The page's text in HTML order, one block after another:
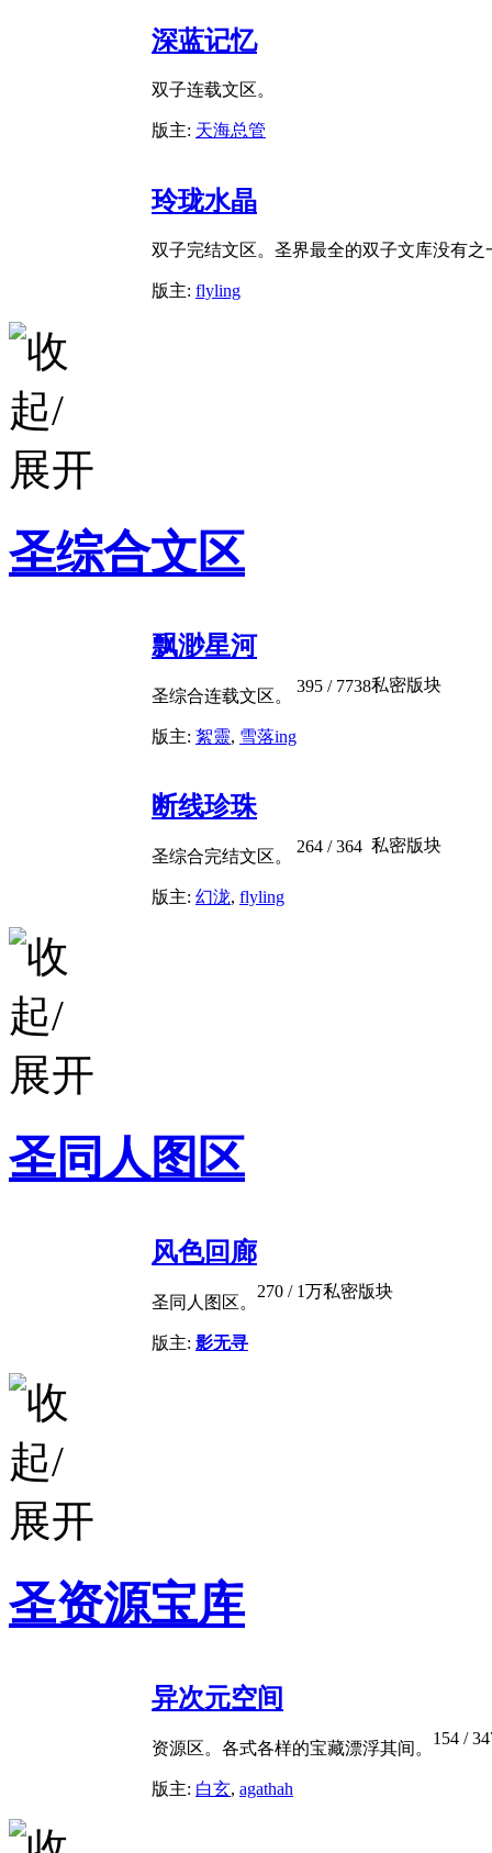
深蓝记忆
双子连载文区。
版主: 天海总管
玲珑水晶
双子完结文区。圣界最全的双子文库没有之
版主: flyling
圣综合文区
飘渺星河
圣综合连载文区。
版主: 絮靈, 雪落ing
395 / 7738私密版块
断线珍珠
圣综合完结文区。
版主: 幻泷, flyling
264 / 364 私密版块
圣同人图区
风色回廊
圣同人图区。
版主: 影无寻
270 / 1万私密版块
圣资源宝库
异次元空间
资源区。各式各样的宝藏漂浮其间。
版主: 白玄, agathah
154 /